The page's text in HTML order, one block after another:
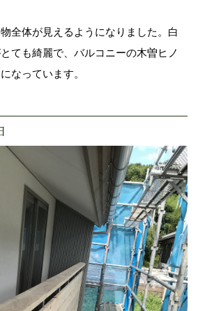
全体が見えるようになりました。白
ても綺麗で、バルコニーの木曽ヒノ
なっています。